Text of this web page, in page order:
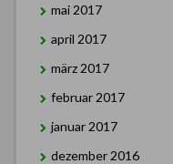
mai 2017
april 2017
märz 2017
februar 2017
januar 2017
dezember 2016